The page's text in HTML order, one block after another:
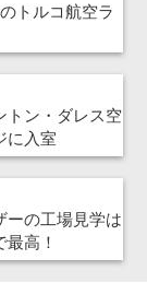
トルコ航空ラ
トン・ダレス空
に入室
ーの工場見学は
高！